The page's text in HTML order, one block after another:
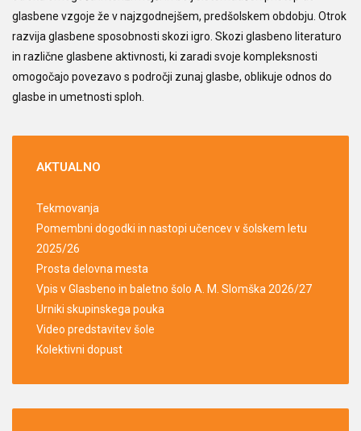
glasbene vzgoje že v najzgodnejšem, predšolskem obdobju. Otrok
razvija glasbene sposobnosti skozi igro. Skozi glasbeno literaturo
in različne glasbene aktivnosti, ki zaradi svoje kompleksnosti
omogočajo povezavo s področji zunaj glasbe, oblikuje odnos do
glasbe in umetnosti sploh.
AKTUALNO
Tekmovanja
Pomembni dogodki in nastopi učencev v šolskem letu
2025/26
Prosta delovna mesta
Vpis v Glasbeno in baletno šolo A. M. Slomška 2026/27
Urniki skupinskega pouka
Video predstavitev šole
Kolektivni dopust